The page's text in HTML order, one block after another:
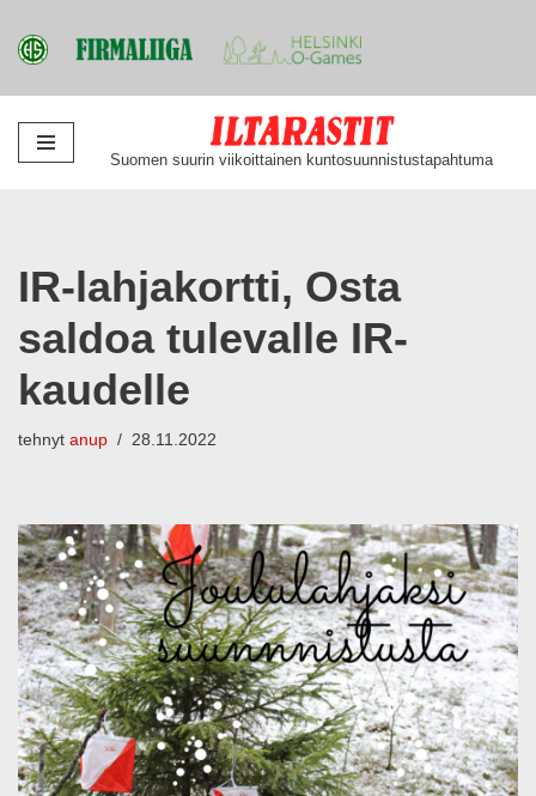
Siirry
Suomen suurin viikoittainen kuntosuunnistustapahtuma
IR-lahjakortti, Osta
saldoa tulevalle IR-
kaudelle
tehnyt anup 28.11.2022